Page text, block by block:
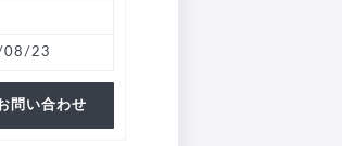
08/23
問い合わせ